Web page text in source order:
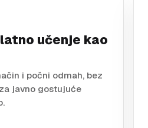
učenje kao
i počni odmah, bez
javno gostujuće